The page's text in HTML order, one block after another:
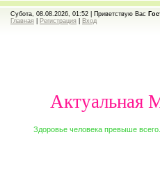
Субота, 08.08.2026, 01:52 | Приветствую Вас
Главная
Регистрация Вход
Актуальная
Здоровье человека превыше всего.